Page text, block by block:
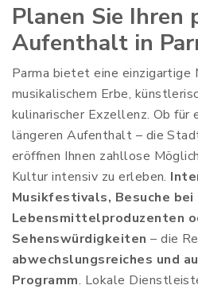
Planen Sie Ihren
Aufenthalt in
Parma bietet eine einzigartige
musikalischem Erbe,
kulinarischer Exzellenz. Ob für
längeren Aufenthalt – die
eröffnen Ihnen zahllose
Kultur intensiv zu erleben.
Musikfestivals, Besuche
Lebensmittelproduzenten
Sehenswürdigkeiten – die
abwechslungsreiches und
Programm. Lokale